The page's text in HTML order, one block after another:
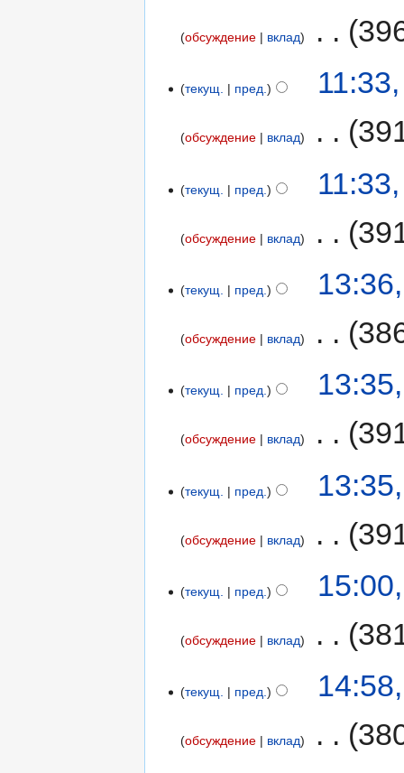
обсуждение вклад
текущ. пред.
обсуждение вклад
текущ. пред.
обсуждение вклад
текущ. пред.
обсуждение вклад
текущ. пред.
обсуждение вклад
текущ. пред.
обсуждение вклад
текущ. пред.
обсуждение вклад
текущ. пред.
обсуждение вклад